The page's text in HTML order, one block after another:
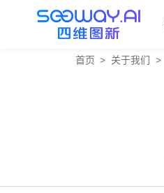
首页 > 关于我们 >